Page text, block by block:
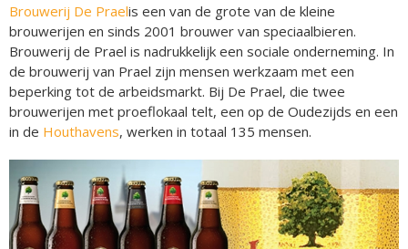
Brouwerij De Praelis een van de grote van de kleine
brouwerijen en sinds 2001 brouwer van speciaalbieren.
Brouwerij de Prael is nadrukkelijk een sociale onderneming. In
de brouwerij van Prael zijn mensen werkzaam met een
beperking tot de arbeidsmarkt. Bij De Prael, die twee
brouwerijen met proeflokaal telt, een op de Oudezijds en een
in de Houthavens, werken in totaal 135 mensen.